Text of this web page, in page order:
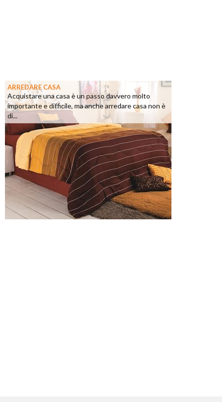
ARREDARE CASA
Acquistare una casa è un passo davvero molto
importante e difficile, ma anche arredare casa non è
di...